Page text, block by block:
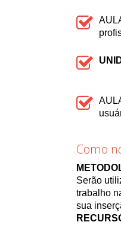
Como
Serão
trabalho
sua